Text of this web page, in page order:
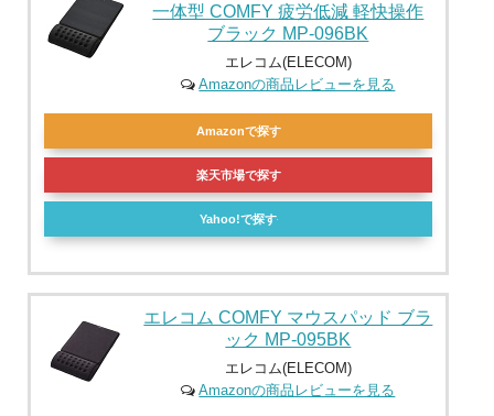
一体型 COMFY 疲労低減 軽快操作
ブラック MP-096BK
エレコム(ELECOM)
Amazonの商品レビューを見る
Amazonで探す
楽天市場で探す
Yahoo!で探す
エレコム COMFY マウスパッド ブラ
ック MP-095BK
エレコム(ELECOM)
Amazonの商品レビューを見る